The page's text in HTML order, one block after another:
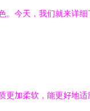
。今天，我们就来详细
更加柔软，能更好地适